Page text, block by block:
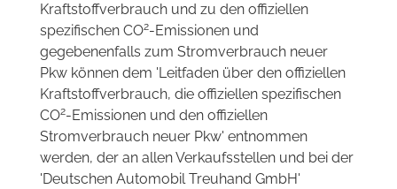
Kraftstoffverbrauch und zu den offiziellen
spezifischen CO2-Emissionen und
gegebenenfalls zum Stromverbrauch neuer
Pkw können dem 'Leitfaden über den offiziellen
Kraftstoffverbrauch, die offiziellen spezifischen
CO2-Emissionen und den offiziellen
Stromverbrauch neuer Pkw' entnommen
werden, der an allen Verkaufsstellen und bei der
'Deutschen Automobil Treuhand GmbH'